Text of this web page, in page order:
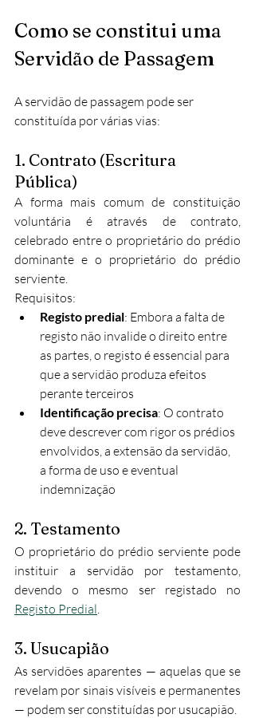
Como se constitui uma
Servidão de Passagem
A servidão de passagem pode ser
constituída por várias vias:
1. Contrato (Escritura
Pública)
A forma mais comum de constituição
voluntária é através de contrato,
celebrado entre o proprietário do prédio
dominante e o proprietário do prédio
serviente.
Requisitos:
Registo predial: Embora a falta de
registo não invalide o direito entre
as partes, o registo é essencial para
que a servidão produza efeitos
perante terceiros
Identificação precisa: O contrato
deve descrever com rigor os prédios
envolvidos, a extensão da servidão,
a forma de uso e eventual
indemnização
2. Testamento
O proprietário do prédio serviente pode
instituir a servidão por testamento,
Registo Predial.​
3. Usucapião
As servidões aparentes — aquelas que se
revelam por sinais visíveis e permanentes
— podem ser constituídas por usucapião.